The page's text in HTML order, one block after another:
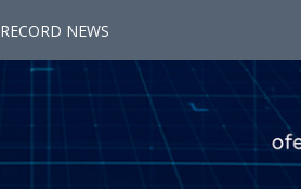
RECORD NEWS